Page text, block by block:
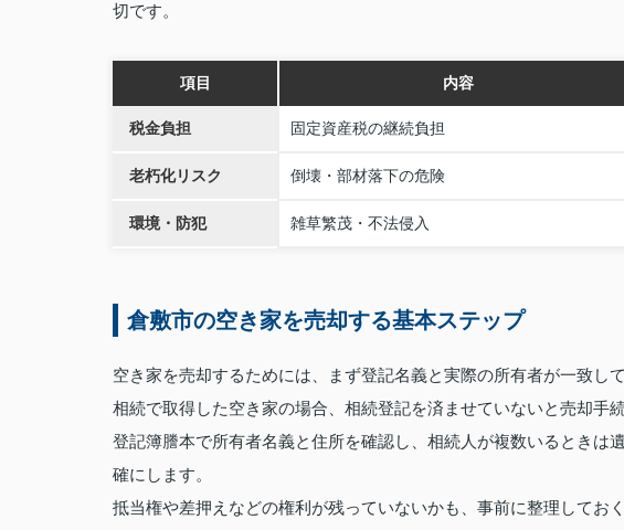
切です。
項目 内容
税金負担 固定資産税の継続負担
老朽化リスク 倒壊・部材落下の危険
環境・防犯 雑草繁茂・不法侵入
倉敷市の空き家を売却する基本ステップ
空き家を売却するためには、まず登記名義と実際の所有者が一致し
相続で取得した空き家の場合、相続登記を済ませていないと売却手
登記簿謄本で所有者名義と住所を確認し、相続人が複数いるときは
確にします。
抵当権や差押えなどの権利が残っていないかも、事前に整理してお